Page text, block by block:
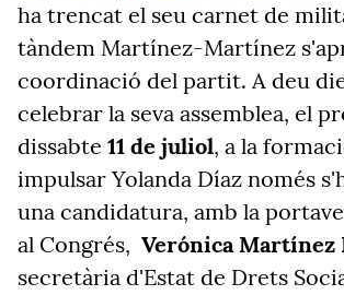
ha trencat el seu carnet de
tàndem Martínez-Martínez
coordinació del partit. A deu
celebrar la seva assemblea, el
dissabte 11 de juliol, a la
impulsar Yolanda Díaz només
una candidatura, amb la
al Congrés, Verónica Martínez
secretària d'Estat de Drets